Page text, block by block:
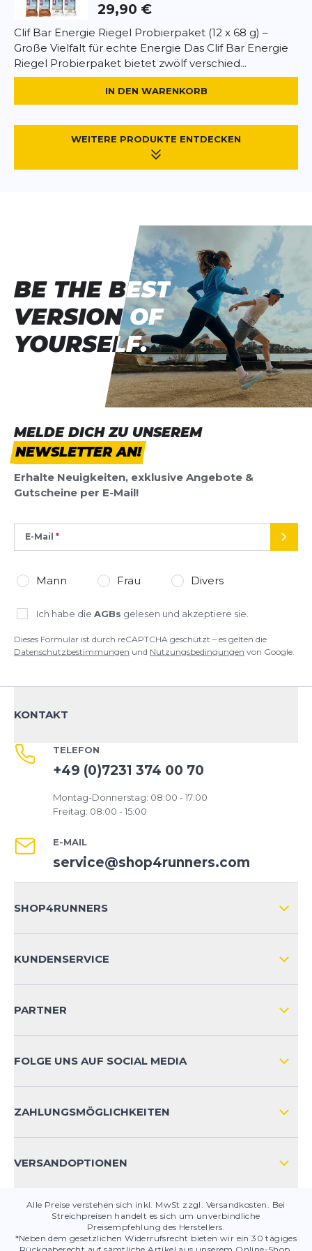
29,90 €
Clif Bar Energie Riegel Probierpaket (12 x 68 g) –
Große Vielfalt für echte Energie Das Clif Bar Energie
Riegel Probierpaket bietet zwölf verschied...
IN DEN WARENKORB
WEITERE PRODUKTE ENTDECKEN
MELDE DICH ZU UNSEREM
NEWSLETTER AN!
Erhalte Neuigkeiten, exklusive Angebote &
Gutscheine per E-Mail!
E-Mail
Mann Frau Divers
Ich habe die AGBs gelesen und akzeptiere sie.
Dieses Formular ist durch reCAPTCHA geschützt – es gelten die
Datenschutzbestimmungen und Nutzungsbedingungen von Google.
BE THE BEST
VERSION OF
YOURSELF.
BE THE BEST
VERSION OF
YOURSELF.
KONTAKT
TELEFON
+49 (0)7231 374 00 70
Montag-Donnerstag: 08:00 - 17:00
Freitag: 08:00 - 15:00
E-MAIL
service@shop4runners.com
SHOP4RUNNERS
KUNDENSERVICE
KONTAKT
PRODUKTSICHERHEIT
PARTNER
FOLGE UNS AUF SOCIAL MEDIA
ZAHLUNGSMÖGLICHKEITEN
VERSANDOPTIONEN
Alle Preise verstehen sich inkl. MwSt zzgl. Versandkosten. Bei
Streichpreisen handelt es sich um unverbindliche
Preisempfehlung des Herstellers.
*Neben dem gesetzlichen Widerrufsrecht bieten wir ein 30 tägiges